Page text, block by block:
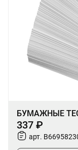
БУМАЖНЫЕ
337 ₽
арт.